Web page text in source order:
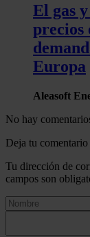
El gas
precios
Europa
Aleasoft
No hay
Deja tu comentario
Tu dirección de
campos son